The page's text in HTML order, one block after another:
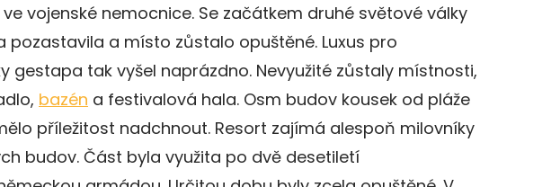
vojenské nemocnice. Se začátkem druhé světové války
pozastavila a místo zůstalo opuštěné. Luxus pro
gestapa tak vyšel naprázdno. Nevyužité zůstaly místnosti,
bazén a festivalová hala. Osm budov kousek od pláže
příležitost nadchnout. Resort zajímá alespoň milovníky
budov. Část byla využita po dvě desetiletí